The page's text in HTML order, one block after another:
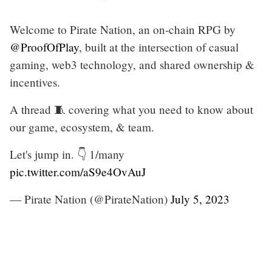
Welcome to Pirate Nation, an on-chain RPG by
@ProofOfPlay, built at the intersection of casual
gaming, web3 technology, and shared ownership &
incentives.
A thread 🧵 covering what you need to know about
our game, ecosystem, & team.
Let's jump in. 👇 1/many
pic.twitter.com/aS9e4OvAuJ
— Pirate Nation (@PirateNation) July 5, 2023